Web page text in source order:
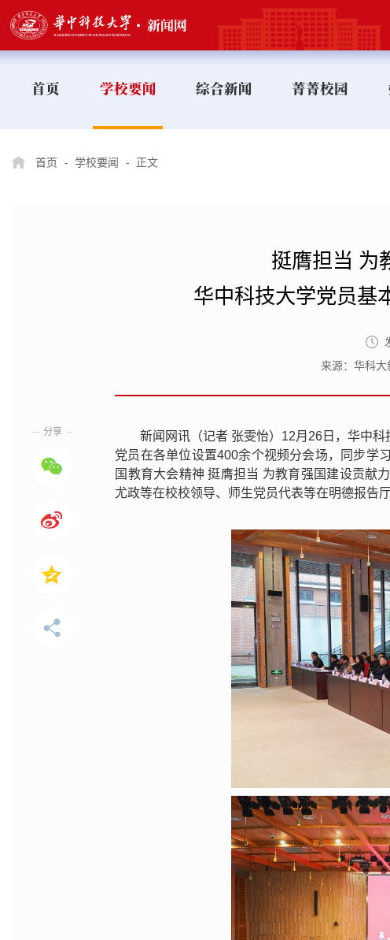
首页 学校要闻 综合新闻 菁菁校园
首页 - 学校要闻 - 正文
挺膺担当 为
华中科技大学党员基
来源：华科大
新闻网讯（记者 张雯怡）12月26日，华中科
党员在各单位设置400余个视频分会场，同步学
国教育大会精神 挺膺担当 为教育强国建设贡献
尤政等在校校领导、师生党员代表等在明德报告厅
分享